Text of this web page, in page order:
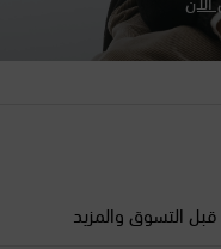
التسوق والمزيد